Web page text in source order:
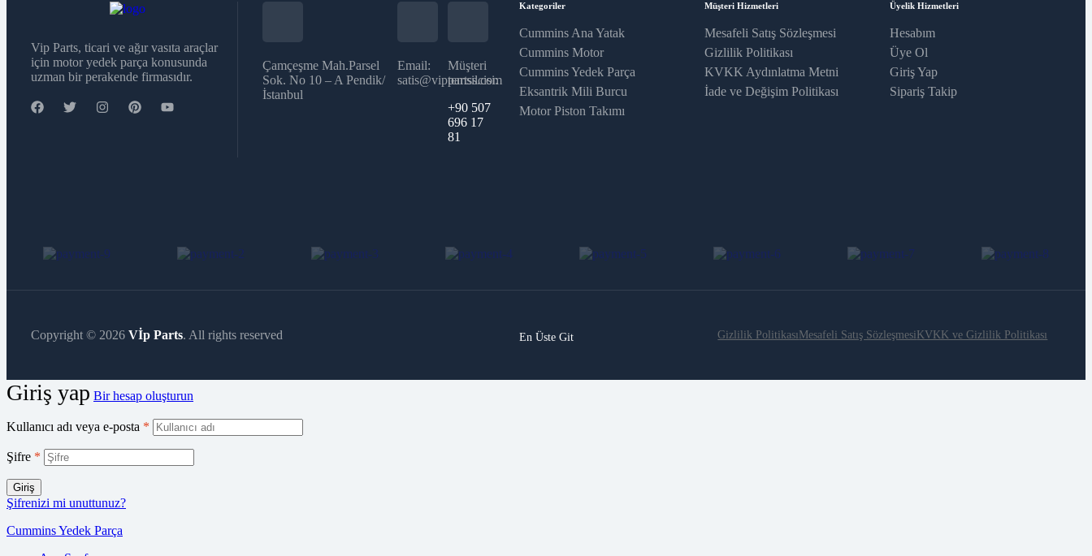
Vip Parts, ticari ve ağır vasıta araçlar
için motor yedek parça konusunda
uzman bir perakende firmasıdır.
Çamçeşme Mah.Parsel
Sok. No 10 – A Pendik/
İstanbul
Email:
satis@vippartss.com
Müşteri
temsilcisi:
+90 507
696 17
81
Kategoriler
Cummins Ana Yatak
Cummins Motor
Cummins Yedek Parça
Eksantrik Mili Burcu
Motor Piston Takımı
Müşteri Hizmetleri
Mesafeli Satış Sözleşmesi
Gizlilik Politikası
KVKK Aydınlatma Metni
İade ve Değişim Politikası
Üyelik Hizmetleri
Hesabım
Üye Ol
Giriş Yap
Sipariş Takip
Copyright © 2026 Vİp Parts. All rights reserved En Üste Git Gizlilik Politikası Mesafeli Satış Sözleşmesi KVKK ve Gizlilik Politikası
Giriş yap Bir hesap oluşturun
Kullanıcı adı veya e-posta *
Şifre *
Giriş
Şifrenizi mi unuttunuz?
Cummins Yedek Parça